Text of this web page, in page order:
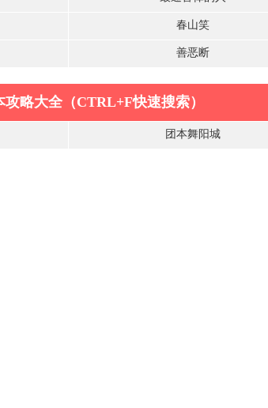
春山笑
善恶断
略大全（CTRL+F快速搜索）
团本舞阳城